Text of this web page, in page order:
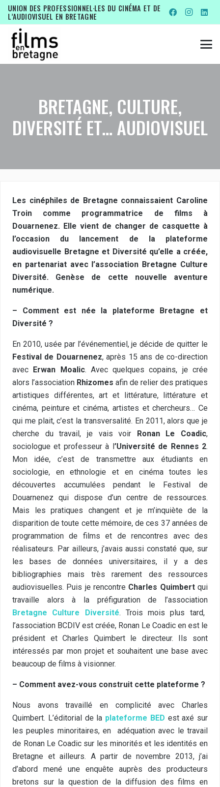
UNION DES PROFESSIONNEL·LES DU CINÉMA ET DE
L’AUDIOVISUEL EN BRETAGNE
BRETAGNE, CULTURE,
DIVERSITÉ ET… AUDIOVISUEL
Les cinéphiles de Bretagne connaissaient Caroline
Troin comme programmatrice de films à
Douarnenez. Elle vient de changer de casquette à
l’occasion du lancement de la plateforme
audiovisuelle Bretagne et Diversité qu’elle a créée,
en partenariat avec l’association Bretagne Culture
Diversité. Genèse de cette nouvelle aventure
numérique.
– Comment est née la plateforme Bretagne et
Diversité ?
En 2010, usée par l’événementiel, je décide de quitter le
Festival de Douarnenez, après 15 ans de co-direction
avec Erwan Moalic. Avec quelques copains, je crée
alors l’association Rhizomes afin de relier des pratiques
artistiques différentes, art et littérature, littérature et
cinéma, peinture et cinéma, artistes et chercheurs… Ce
qui me plait, c’est la transversalité. En 2011, alors que je
cherche du travail, je vais voir Ronan Le Coadic,
sociologue et professeur à l’Université de Rennes 2.
Mon idée, c’est de transmettre aux étudiants en
sociologie, en ethnologie et en cinéma toutes les
découvertes accumulées pendant le Festival de
Douarnenez qui dispose d’un centre de ressources.
Mais les pratiques changent et je m’inquiète de la
disparition de toute cette mémoire, de ces 37 années de
programmation de films et de rencontres avec des
réalisateurs. Par ailleurs, j’avais aussi constaté que, sur
les bases de données universitaires, il y a des
bibliographies mais très rarement des ressources
audiovisuelles. Puis je rencontre Charles Quimbertqui
travaille alors à la préfiguration de l’association
Bretagne Culture Diversité. Trois mois plus tard,
l’association BCDIV est créée, Ronan Le Coadic en est le
président et Charles Quimbert le directeur. Ils sont
intéressés par mon projet et souhaitent une base avec
beaucoup de films à visionner.
– Comment avez-vous construit cette plateforme ?
Nous avons travaillé en complicité avec Charles
Quimbert. L’éditorial de la plateforme BED est axé sur
les peuples minoritaires, en adéquation avec le travail
de Ronan Le Coadic sur les minorités et les identités en
Bretagne et ailleurs. A partir de novembre 2013, j’ai
d’abord mené une enquête auprès des producteurs
bretons sur la question de la diffusion des films en